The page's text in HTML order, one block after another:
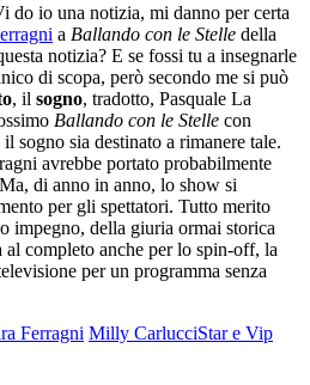
do io una notizia, mi danno per certa
a Ballando con le Stelle della
notizia? E se fossi tu a insegnarle
di scopa, però secondo me si può
, il sogno, tradotto, Pasquale La
Ballando con le Stelle con
sogno sia destinato a rimanere tale.
avrebbe portato probabilmente
di anno in anno, lo show si
per gli spettatori. Tutto merito
impegno, della giuria ormai storica
al completo anche per lo spin-off, la
per un programma senza
Ferragni Milly CarlucciStar e Vip